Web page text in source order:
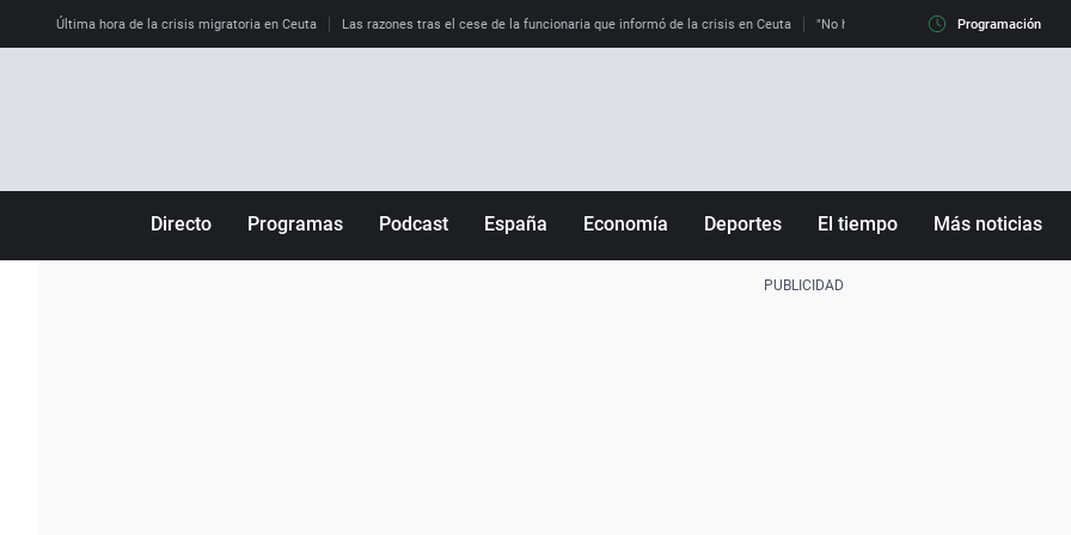
Última hora de la crisis migratoria en Ceuta Las razones tras el cese de la funcionaria que informó de la crisis en Ceuta "No hay mafias, que no nos engañen":
Programación
Directo Programas Podcast España Economía Deportes El tiempo Más noticias